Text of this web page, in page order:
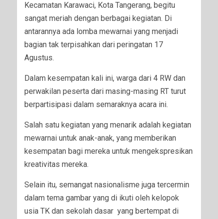
Kecamatan Karawaci, Kota Tangerang, begitu
sangat meriah dengan berbagai kegiatan. Di
antarannya ada lomba mewarnai yang menjadi
bagian tak terpisahkan dari peringatan 17
Agustus.
Dalam kesempatan kali ini, warga dari 4 RW dan
perwakilan peserta dari masing-masing RT turut
berpartisipasi dalam semaraknya acara ini.
Salah satu kegiatan yang menarik adalah kegiatan
mewarnai untuk anak-anak, yang memberikan
kesempatan bagi mereka untuk mengekspresikan
kreativitas mereka.
Selain itu, semangat nasionalisme juga tercermin
dalam tema gambar yang di ikuti oleh kelopok
usia TK dan sekolah dasar yang bertempat di